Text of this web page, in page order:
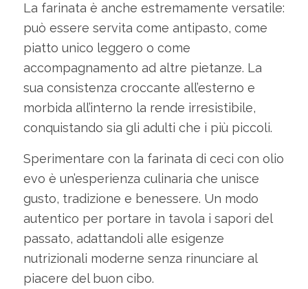
La farinata è anche estremamente versatile:
può essere servita come antipasto, come
piatto unico leggero o come
accompagnamento ad altre pietanze. La
sua consistenza croccante all’esterno e
morbida all’interno la rende irresistibile,
conquistando sia gli adulti che i più piccoli.
Sperimentare con la farinata di ceci con olio
evo è un’esperienza culinaria che unisce
gusto, tradizione e benessere. Un modo
autentico per portare in tavola i sapori del
passato, adattandoli alle esigenze
nutrizionali moderne senza rinunciare al
piacere del buon cibo.